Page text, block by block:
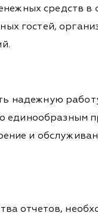
средств в
гостей,
надежную
единообразным
и
отчетов,